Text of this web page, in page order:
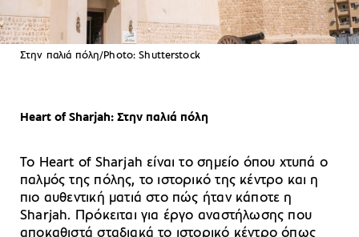
Στην παλιά πόλη/Photo: Shutterstock
Heart of Sharjah: Στην παλιά πόλη
Το Heart of Sharjah είναι το σημείο όπου χτυπά ο
παλμός της πόλης, το ιστορικό της κέντρο και η
πιο αυθεντική ματιά στο πώς ήταν κάποτε η
Sharjah. Πρόκειται για έργο αναστήλωσης που
αποκαθιστά σταδιακά το ιστορικό κέντρο όπως